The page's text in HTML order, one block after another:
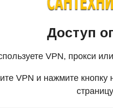
Доступ
VPN, прокси
VPN и нажмите кнопку